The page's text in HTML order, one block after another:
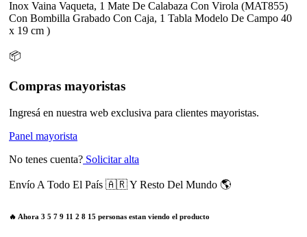
Inox Vaina Vaqueta, 1 Mate De Calabaza Con Virola (MAT855)
Con Bombilla Grabado Con Caja, 1 Tabla Modelo De Campo 40
x 19 cm )
📦
Compras mayoristas
Ingresá en nuestra web exclusiva para clientes mayoristas.
Panel mayorista
No tenes cuenta? Solicitar alta
Envío A Todo El País 🇦🇷 Y Resto Del Mundo 🌎
🔥 Ahora 3 5 7 9 11 2 8 15 personas estan viendo el producto